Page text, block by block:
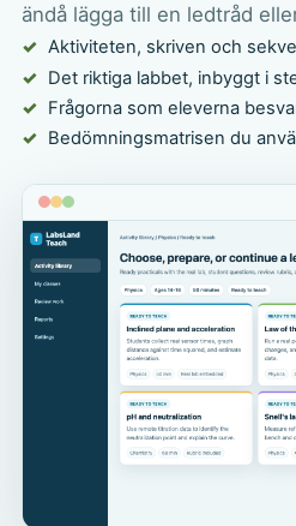
ändå lägga till en ledtråd
Aktiviteten, skriven och
Det riktiga labbet, inbyggt i
Frågorna som eleverna
Bedömningsmatrisen du